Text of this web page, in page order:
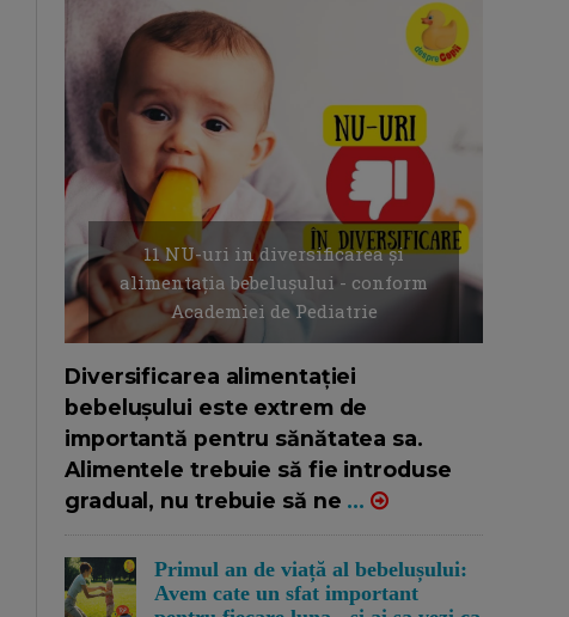
11 NU-uri in diversificarea și
alimentația bebelușului - conform
Academiei de Pediatrie
Diversificarea alimentației
bebelușului este extrem de
importantă pentru sănătatea sa.
Alimentele trebuie să fie introduse
gradual, nu trebuie să ne ...
Primul an de viață al bebelușului:
Avem cate un sfat important